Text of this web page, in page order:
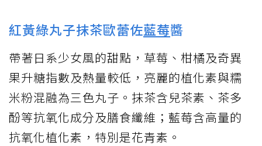
紅黃綠丸子抹茶歐蕾佐藍莓醬
帶著日系少女風的甜點，草莓、柑橘及奇異
果升糖指數及熱量較低，亮麗的植化素與糯
米粉混融為三色丸子。抹茶含兒茶素、茶多
酚等抗氧化成分及膳食纖維；藍莓含高量的
抗氧化植化素，特別是花青素。